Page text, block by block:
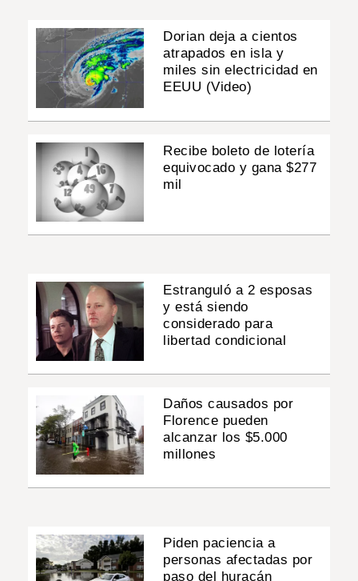
Dorian deja a cientos
atrapados en isla y
miles sin electricidad en
EEUU (Video)
Recibe boleto de lotería
equivocado y gana $277
mil
Estranguló a 2 esposas
y está siendo
considerado para
libertad condicional
Daños causados por
Florence pueden
alcanzar los $5.000
millones
Piden paciencia a
personas afectadas por
paso del huracán